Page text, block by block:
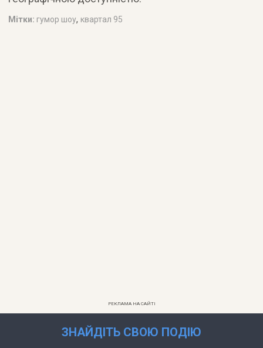
Мітки: гумор шоу, квартал 95
РЕКЛАМА НА САЙТІ
ЗНАЙДІТЬ СВОЮ ПОДІЮ